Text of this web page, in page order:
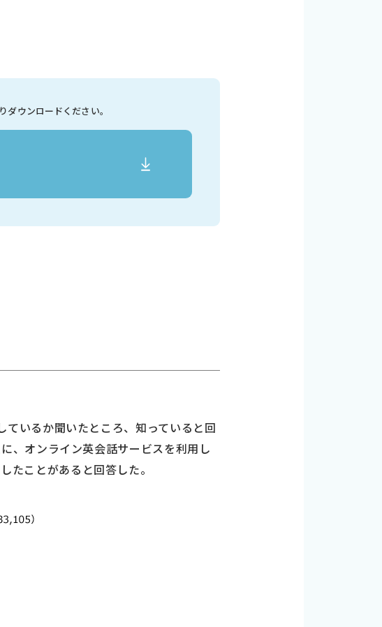
ダウンロードください。
いるか聞いたところ、知っていると回
、オンライン英会話サービスを利用し
たことがあると回答した。